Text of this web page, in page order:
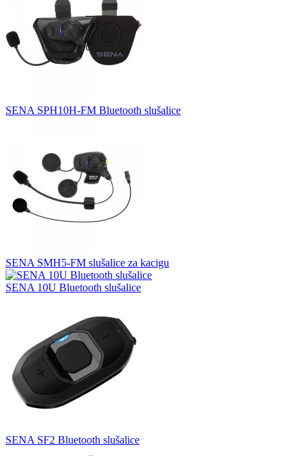
SENA SPH10H-FM Bluetooth slušalice
SENA SMH5-FM slušalice za kacigu
SENA 10U Bluetooth slušalice
SENA SF2 Bluetooth slušalice